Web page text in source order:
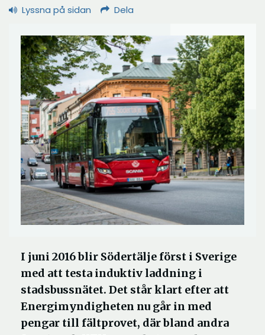
Lyssna på sidan Dela
I juni 2016 blir Södertälje först i Sverige
med att testa induktiv laddning i
stadsbussnätet. Det står klart efter att
Energimyndigheten nu går in med
pengar till fältprovet, där bland andra